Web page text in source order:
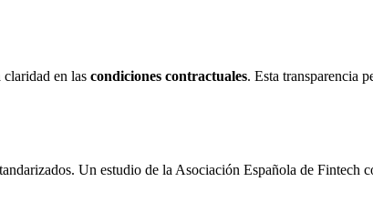
en las condiciones contractuales. Esta transparencia
Un estudio de la Asociación Española de Fintech